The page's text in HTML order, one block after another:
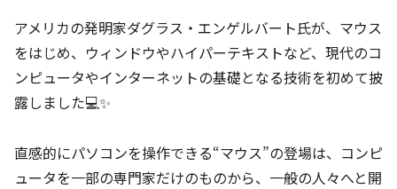
アメリカの発明家ダグラス・エンゲルバート氏が、マウス
をはじめ、ウィンドウやハイパーテキストなど、現代のコ
ンピュータやインターネットの基礎となる技術を初めて披
露しました💻✨
直感的にパソコンを操作できる“マウス”の登場は、コンピ
ュータを一部の専門家だけのものから、一般の人々へと開